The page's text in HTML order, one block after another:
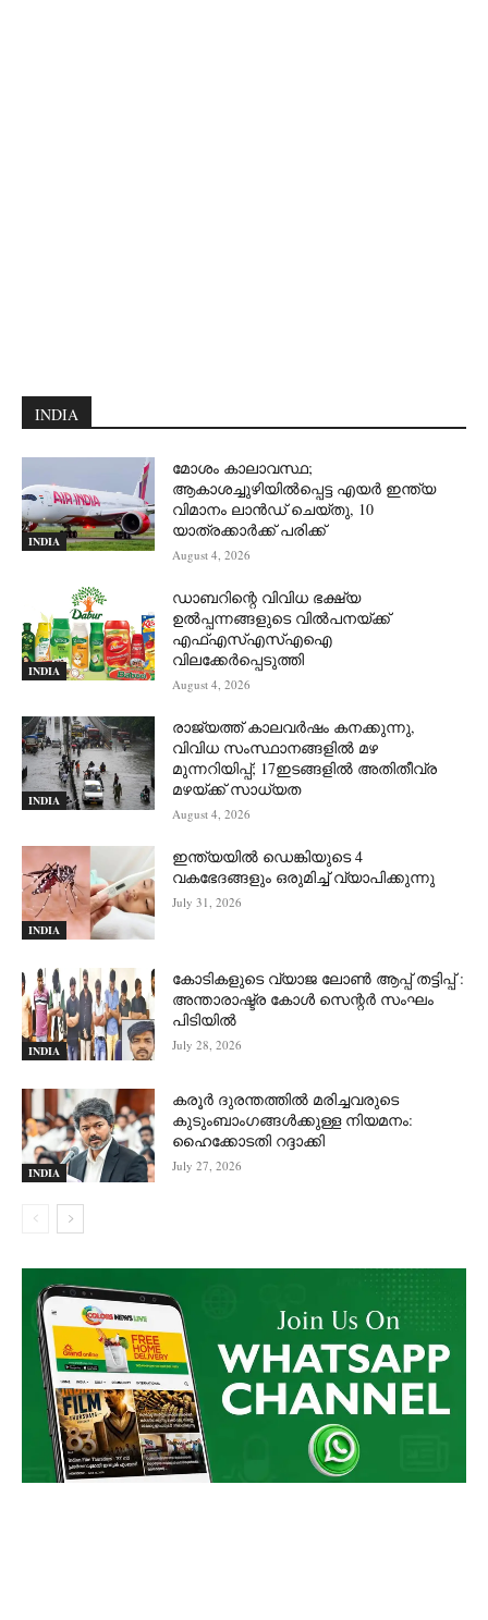
INDIA
INDIA
മോശം കാലാവസ്ഥ;
ആകാശച്ചുഴിയില്‍പ്പെട്ട എയര്‍ ഇന്ത്യ
വിമാനം ലാന്‍ഡ് ചെയ്തു, 10
യാത്രക്കാര്‍ക്ക് പരിക്ക്
August 4, 2026
INDIA
ഡാബറിന്റെ വിവിധ ഭക്ഷ്യ
ഉൽപ്പന്നങ്ങളുടെ വിൽപനയ്ക്ക്
എഫ്എസ്എസ്എഐ
വിലക്കേർപ്പെടുത്തി
August 4, 2026
INDIA
രാജ്യത്ത് കാലവർഷം കനക്കുന്നു,
വിവിധ സംസ്ഥാനങ്ങളിൽ മഴ
മുന്നറിയിപ്പ്; 17ഇടങ്ങളിൽ അതിതീവ്ര
മഴയ്ക്ക് സാധ്യത
August 4, 2026
INDIA
ഇന്ത്യയിൽ ഡെങ്കിയുടെ 4
വകഭേദങ്ങളും ഒരുമിച്ച് വ്യാപിക്കുന്നു
July 31, 2026
INDIA
കോടികളുടെ വ്യാജ ലോൺ ആപ്പ് തട്ടിപ്പ് :
അന്താരാഷ്ട്ര കോൾ സെന്റർ സംഘം
പിടിയില്‍
July 28, 2026
INDIA
കരൂർ ദുരന്തത്തിൽ മരിച്ചവരുടെ
കുടുംബാംഗങ്ങൾക്കുള്ള നിയമനം:
ഹൈക്കോടതി റദ്ദാക്കി
July 27, 2026